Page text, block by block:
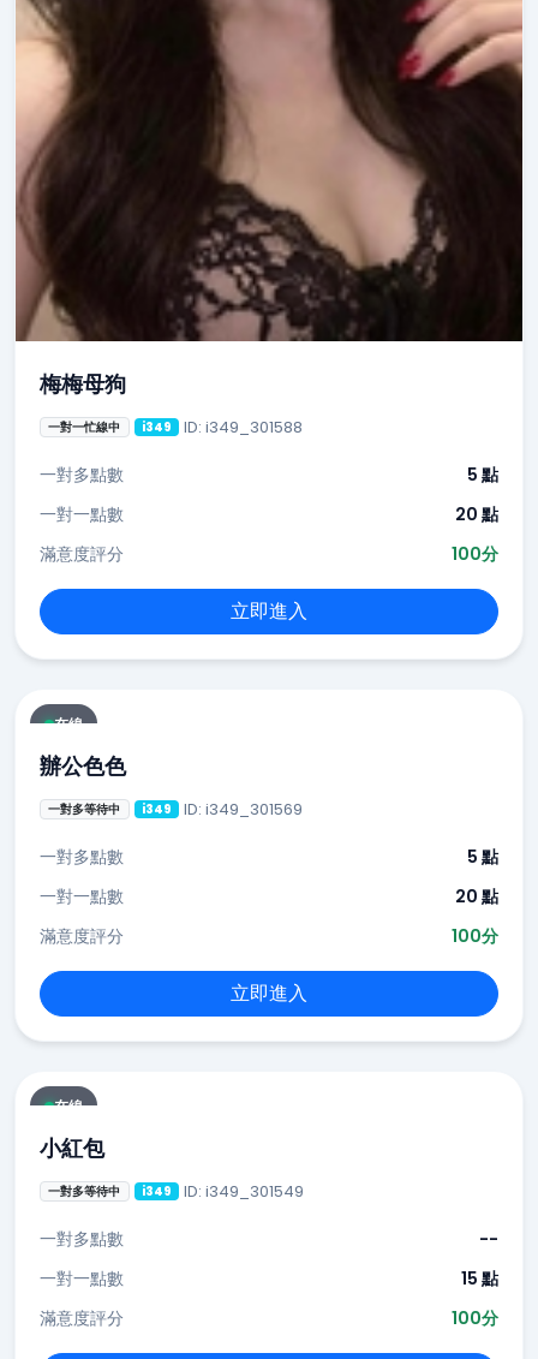
梅梅母狗
一對一忙線中 i349 ID: i349_301588
一對多點數
5 點
一對一點數
20 點
滿意度評分
100分
立即進入
在線
辦公色色
一對多等待中 i349 ID: i349_301569
一對多點數
5 點
一對一點數
20 點
滿意度評分
100分
立即進入
在線
小紅包
一對多等待中 i349 ID: i349_301549
一對多點數
--
一對一點數
15 點
滿意度評分
100分